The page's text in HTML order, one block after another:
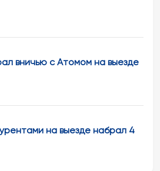
вничью с Атомом на выезде
на выезде набрал 4